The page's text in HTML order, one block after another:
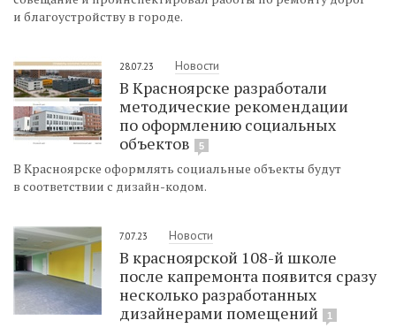
и благоустройству в городе.
28.07.23 Новости
В Красноярске разработали
методические рекомендации
по оформлению социальных
объектов
5
В Красноярске оформлять социальные объекты будут
в соответствии с дизайн-кодом.
7.07.23 Новости
​В красноярской 108-й школе
после капремонта появится сразу
несколько разработанных
дизайнерами помещений
1